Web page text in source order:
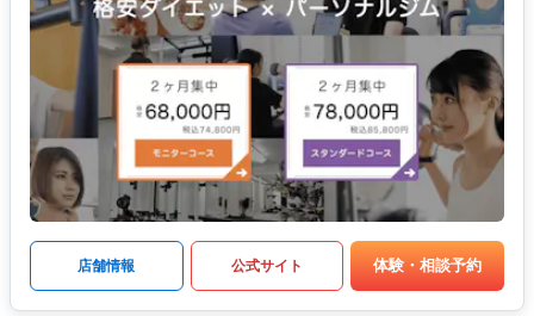
店舗情報 公式サイト 体験・相談予約